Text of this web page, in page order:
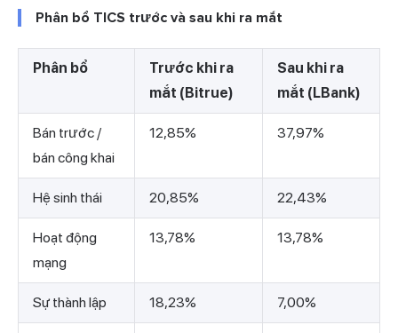
Phân bổ TICS trước và sau khi ra mắt
Phân bổ
Trước khi ra
mắt (Bitrue)
Sau khi ra
mắt (LBank)
Bán trước /
bán công khai
12,85% 37,97%
Hệ sinh thái 20,85% 22,43%
Hoạt động
mạng
13,78% 13,78%
Sự thành lập 18,23% 7,00%